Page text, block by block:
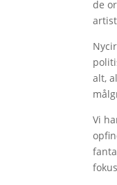
de
alt,
Vi